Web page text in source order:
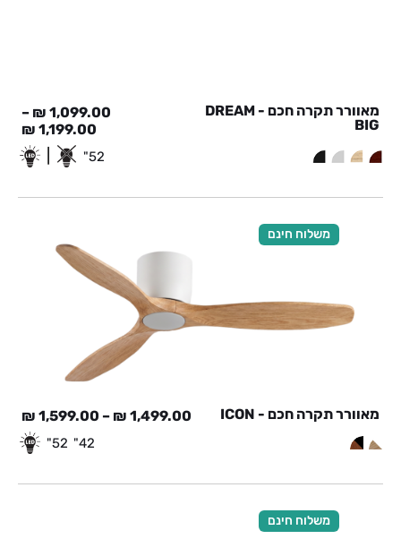
מאוורר תקרה חכם - DREAM
BIG
1,099.00
₪
–
1,199.00
₪
52"
משלוח חינם
מאוורר תקרה חכם - ICON 1,499.00
₪
–
1,599.00
₪
42"
52"
משלוח חינם